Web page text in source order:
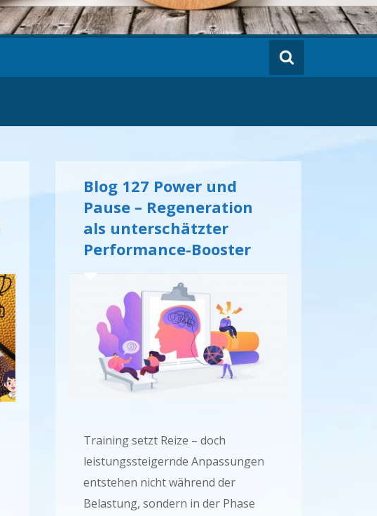
Blog 127 Power und
Pause – Regeneration
als unterschätzter
Performance-Booster
Training setzt Reize – doch
leistungssteigernde Anpassungen
entstehen nicht während der
Belastung, sondern in der Phase